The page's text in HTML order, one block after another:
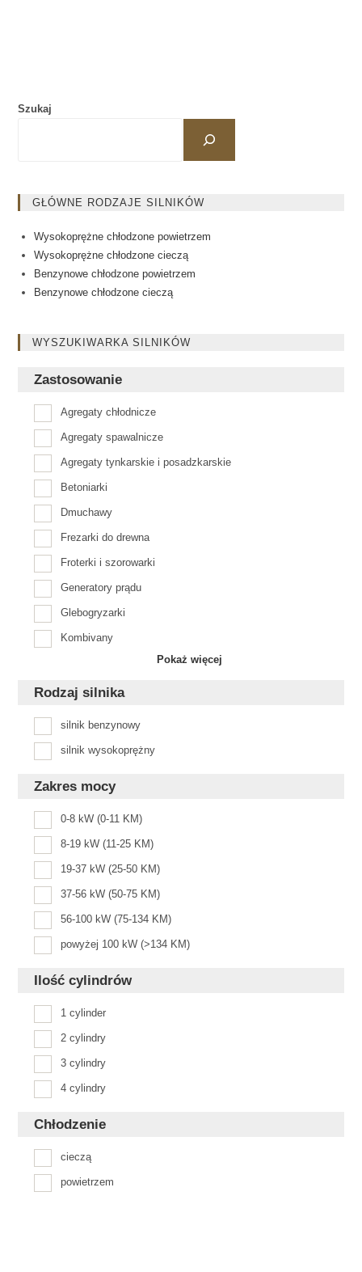
Szukaj
GŁÓWNE RODZAJE SILNIKÓW
Wysokoprężne chłodzone powietrzem
Wysokoprężne chłodzone cieczą
Benzynowe chłodzone powietrzem
Benzynowe chłodzone cieczą
WYSZUKIWARKA SILNIKÓW
Zastosowanie
Agregaty chłodnicze
Agregaty spawalnicze
Agregaty tynkarskie i posadzkarskie
Betoniarki
Dmuchawy
Frezarki do drewna
Froterki i szorowarki
Generatory prądu
Glebogryzarki
Kombivany
Pokaż więcej
Rodzaj silnika
silnik benzynowy
silnik wysokoprężny
Zakres mocy
0-8 kW (0-11 KM)
8-19 kW (11-25 KM)
19-37 kW (25-50 KM)
37-56 kW (50-75 KM)
56-100 kW (75-134 KM)
powyżej 100 kW (>134 KM)
Ilość cylindrów
1 cylinder
2 cylindry
3 cylindry
4 cylindry
Chłodzenie
cieczą
powietrzem